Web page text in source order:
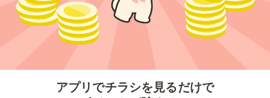
アプリでチラシを見るだけで